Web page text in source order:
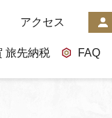
アクセス
旅先納税 FAQ